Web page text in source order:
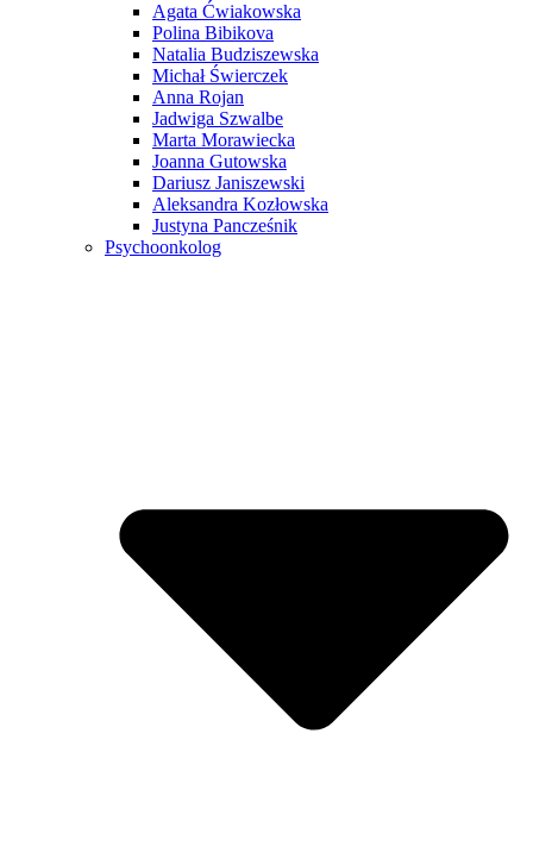
Agata Ćwiakowska
Polina Bibikova
Natalia Budziszewska
Michał Świerczek
Anna Rojan
Jadwiga Szwalbe
Marta Morawiecka
Joanna Gutowska
Dariusz Janiszewski
Aleksandra Kozłowska
Justyna Pancześnik
Psychoonkolog